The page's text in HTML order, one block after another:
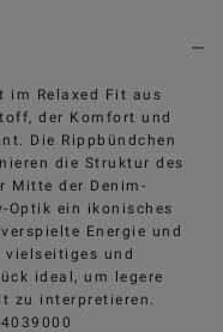
im Relaxed Fit aus
der Komfort und
Die Rippbündchen
die Struktur des
Mitte der Denim-
Optik ein ikonisches
Energie und
und
ideal, um legere
zu interpretieren.